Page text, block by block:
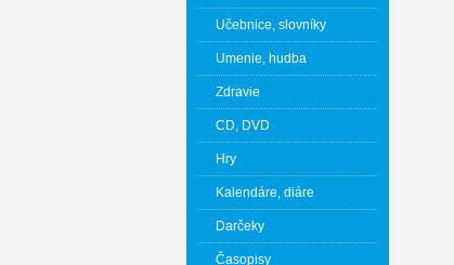
Učebnice, slovníky
Umenie, hudba
Zdravie
CD, DVD
Hry
Kalendáre, diáre
Darčeky
Časopisy